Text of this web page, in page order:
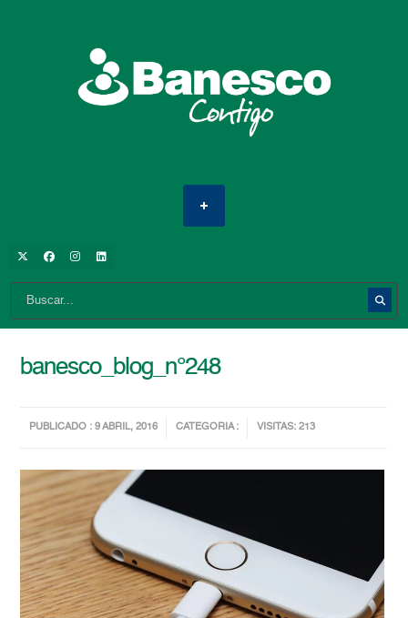
banesco_blog_n°248
PUBLICADO : 9 ABRIL, 2016 CATEGORIA : VISITAS: 213